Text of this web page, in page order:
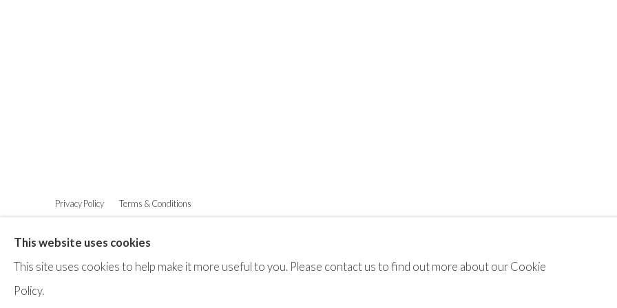
Privacy Policy Terms & Conditions
This website uses cookies
This site uses cookies to help make it more useful to you. Please contact us to find out more about our Cookie
Policy.